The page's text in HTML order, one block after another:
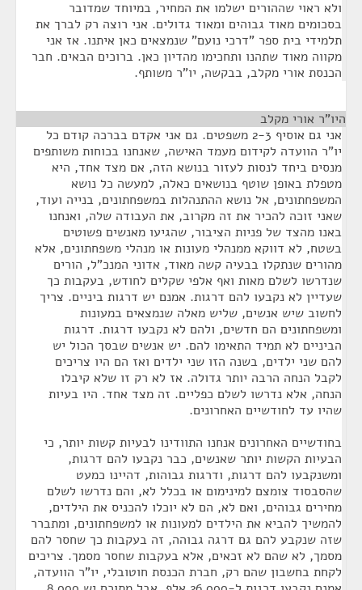
ולא ראוי שההורים ישלמו את המחיר, במיוחד שמדובר
בסכומים מאוד גבוהים ומאוד גדולים. אני רוצה רק לברך את
תלמידי בית ספר "דרכי נועם" שנמצאים כאן איתנו. אז אני
מקווה מאוד שתהנו ותחכימו מהדיון כאן. ברוכים הבאים. חבר
הכנסת אורי מקלב, בבקשה, יו"ר משותף.
היו"ר אורי מקלב
אני גם אוסיף 2-3 משפטים. גם אני אקדם בברכה קודם כל
יו"ר הוועדה לקידום מעמד האישה, שאנחנו בכוחות משותפים
מנסים ביחד לנסות לעזור בנושא הזה, אם מצד אחד, היא
מטפלת באופן שוטף בנושאים כאלה, למעשה כל נושא
המשפחתונים, אל נושא ההתנהלות במשפחתונים, בנייה ועוד,
שאני זוכה להכיר את זה מקרוב, את העבודה שלה, ואנחנו
באנו מהצד של פניות הציבור, שהגיעו מאנשים פשוטים
בשטח, לא דווקא ממנהלי מעונות או מנהלי משפחתונים, אלא
מהורים שנתקלו בבעיה קשה מאוד, אדוני המנכ"ל, הורים
שנדרשו לשלם מאות ואף אלפי שקלים לחודש, בעקבות כך
שעדיין לא נקבעו להם דרגות. אמנם יש דרגות ביניים. צריך
לחשוב שיש אנשים, שליש מאלה שנמצאים במעונות
ומשפחתונים הם חדשים, ולהם לא נקבעו דרגות. דרגות
הביניים לא תמיד התאימו להם. יש אנשים שבסך הכול יש
להם שני ילדים, בשנה הזו שני ילדים ואז הם היו צריכים
לקבל הנחה הרבה יותר גדולה. אז לא רק זו שלא קיבלו
הנחה, אלא נדרשו לשלם כפליים. זה מצד אחד. היו בעיות
שהיו עד לחודשיים האחרונים.
בחודשיים האחרונים אנחנו התוודינו לבעיות קשות יותר, כי
הבעיות הקשות יותר שאנשים, כבר נקבעו להם דרגות,
ומשנקבעו להם דרגות, ודרגות גבוהות, דהיינו כמעט
שהסבסוד צומצם למינימום או בכלל לא, והם נדרשו לשלם
מחירים גבוהים, ואם לא, הם לא יוכלו להכניס את הילדים,
להמשיך להביא את הילדים למעונות או למשפחתונים, ומתברר
שזה שנקבע להם גם דרגה גבוהה, זה בעקבות כך שחסר להם
מסמך, לא שהם לא זכאים, אלא בעקבות שחסר מסמך. צריכים
לקחת בחשבון שהם רק, חברת הכנסת חוטובלי, יו"ר הוועדה,